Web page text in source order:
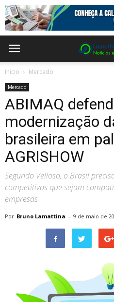
Inicio Mercado
Mercado
ABIMAQ
modernização
brasileira em
AGRISHOW
Segundo Velloso, o Brasil
competitivos que sejam
empresas
Por Bruno Lamattina - 9 de maio de